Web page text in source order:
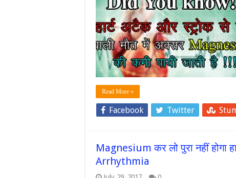
Read More »
Facebook Twitter
Magnesium कर लो पुरा नहीं होगा
Arrhythmia